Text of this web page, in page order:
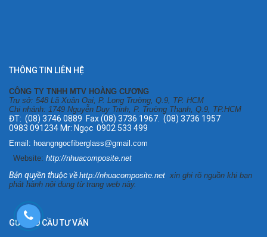
THÔNG TIN LIÊN HỆ
CÔNG TY TNHH MTV HOÀNG CƯƠNG
Trụ sở: 548 Lã Xuân Oai, P. Long Trường, Q.9, TP. HCM
Chi nhánh: 1749 Nguyễn Duy Trinh, P. Trường Thạnh, Q.9, TP.HCM
ĐT: (08) 3746 0889 Fax (08) 3736 1967. (08) 3736 1957
0983 091234 Mr: Ngọc 0902 533 499
Email: hoangngocfiberglass@gmail.com
Website: http://nhuacomposite.net
Bản quyền thuộc về http://nhuacomposite.net xin ghi rõ nguồn khi bạn
phát hành nội dung từ trang web này.
GỬI YÊU CẦU TƯ VẤN